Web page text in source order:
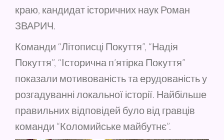
краю, кандидат історичних наук Роман
ЗВАРИЧ.
Команди “Літописці Покуття”, “Надія
Покуття”, “Історична п’ятірка Покуття”
показали мотивованість та ерудованість у
розгадуванні локальної історії. Найбільше
правильних відповідей було від гравців
команди “Коломийське майбутнє”.